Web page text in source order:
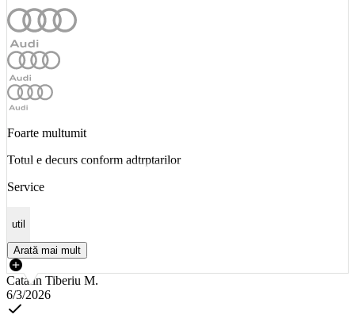
Foarte multumit
Totul e decurs conform adtrptarilor
Service
util
Arată mai mult
Catalin Tiberiu M.
6/3/2026